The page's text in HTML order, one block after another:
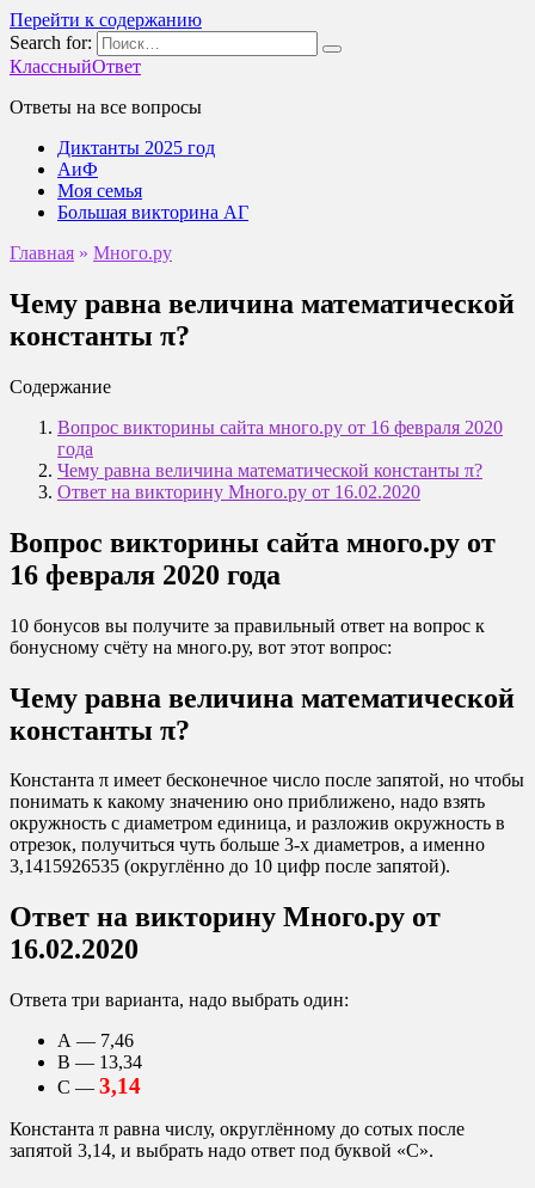
Перейти к содержанию
Search for:
КлассныйОтвет
Ответы на все вопросы
Диктанты 2025 год
АиФ
Моя семья
Большая викторина АГ
Главная » Много.ру
Чему равна величина математической
константы π?
Содержание
Вопрос викторины сайта много.ру от 16 февраля 2020
года
Чему равна величина математической константы π?
Ответ на викторину Много.ру от 16.02.2020
Вопрос викторины сайта много.ру от
16 февраля 2020 года
10 бонусов вы получите за правильный ответ на вопрос к
бонусному счёту на много.ру, вот этот вопрос:
Чему равна величина математической
константы π?
Константа π имеет бесконечное число после запятой, но чтобы
понимать к какому значению оно приближено, надо взять
окружность с диаметром единица, и разложив окружность в
отрезок, получиться чуть больше 3-х диаметров, а именно
3,1415926535 (округлённо до 10 цифр после запятой).
Ответ на викторину Много.ру от
16.02.2020
Ответа три варианта, надо выбрать один:
А — 7,46
В — 13,34
С — 3,14
Константа π равна числу, округлённому до сотых после
запятой 3,14, и выбрать надо ответ под буквой «С».